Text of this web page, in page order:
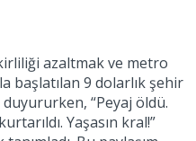
azaltmak ve metro
başlatılan 9 dolarlık şehir
duyururken, “Peyaj öldü.
Yaşasın kral!”